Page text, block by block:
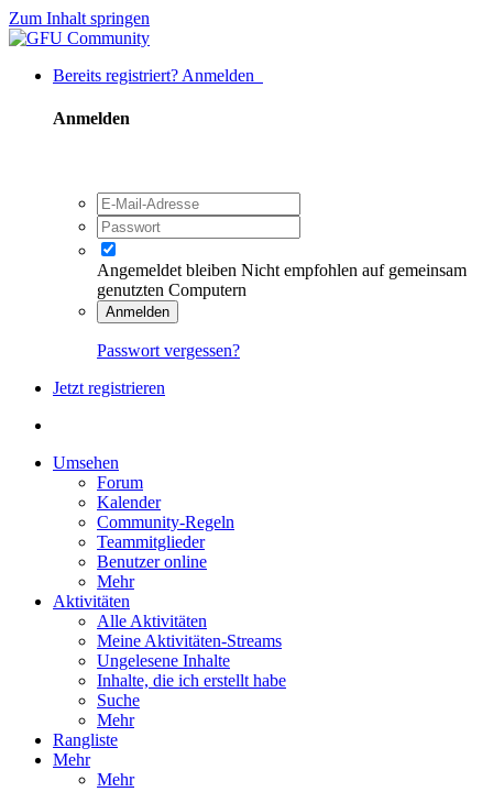
Zum Inhalt springen
Bereits registriert? Anmelden
Anmelden
Angemeldet bleiben Nicht empfohlen auf gemeinsam
genutzten Computern
Anmelden
Passwort vergessen?
Jetzt registrieren
Umsehen
Forum
Kalender
Community-Regeln
Teammitglieder
Benutzer online
Mehr
Aktivitäten
Alle Aktivitäten
Meine Aktivitäten-Streams
Ungelesene Inhalte
Inhalte, die ich erstellt habe
Suche
Mehr
Rangliste
Mehr
Mehr